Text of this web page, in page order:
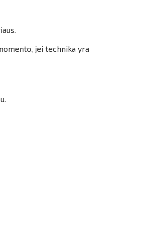
jei technika yra